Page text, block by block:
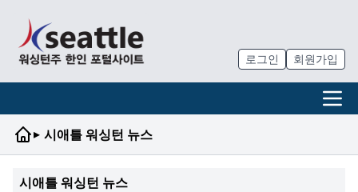
로그인 회원가입
▸ 시애틀 워싱턴 뉴스
시애틀 워싱턴 뉴스